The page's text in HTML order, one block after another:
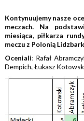
Kontynuujemy nasze
meczach. Na
miesiąca, piłkarza
meczu z Polonią
Oceniali: Rafał
Dempich, Łukasz